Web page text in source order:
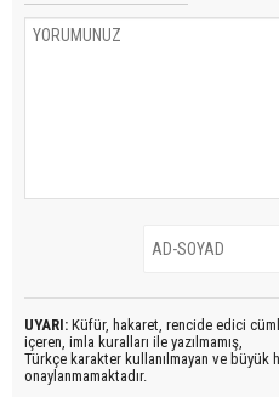
UYARI: Küfür, hakaret, rencide edici
içeren, imla kuralları ile yazılmamış,
Türkçe karakter kullanılmayan ve büyük
onaylanmamaktadır.